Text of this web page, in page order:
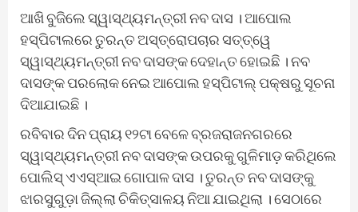
ଆଖି ବୁଜିଲେ ସ୍ୱାସ୍ଥ୍ୟମନ୍ତ୍ରୀ ନବ ଦାସ । ଆପୋଲ
ହସ୍ପିଟାଲରେ ତୁରନ୍ତ ଅସ୍ତ୍ରୋପଚାର ସତ୍ତ୍ୱେ
ସ୍ୱାସ୍ଥ୍ୟମନ୍ତ୍ରୀ ନବ ଦାସଙ୍କ ଦେହାନ୍ତ ହୋଇଛି । ନବ
ଦାସଙ୍କ ପରଲୋକ ନେଇ ଆପୋଲ ହସ୍ପିଟାଲ୍ ପକ୍ଷରୁ ସୂଚନା
ଦିଆଯାଇଛି ।
ରବିବାର ଦିନ ପ୍ରାୟ ୧୨ଟା ବେଳେ ବ୍ରଜରାଜନଗରରେ
ସ୍ୱାସ୍ଥ୍ୟମନ୍ତ୍ରୀ ନବ ଦାସଙ୍କ ଉପରକୁ ଗୁଳିମାଡ଼ କରିଥିଲେ
ପୋଲିସ୍ ଏଏସ୍ଆଇ ଗୋପାଳ ଦାସ । ତୁରନ୍ତ ନବ ଦାସଙ୍କୁ
ଝାରସୁଗୁଡ଼ା ଜିଲ୍ଲା ଚିକିତ୍ସାଳୟ ନିଆ ଯାଇଥିଲା । ସେଠାରେ